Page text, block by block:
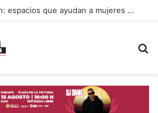
Casas Carmen Serdán: espacios que ayudan a mujeres poblanas a romper ciclos de violencia